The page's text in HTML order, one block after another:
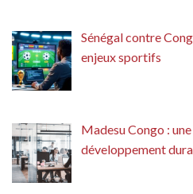
Sénégal contre
enjeux sportifs
Madesu Congo :
développement